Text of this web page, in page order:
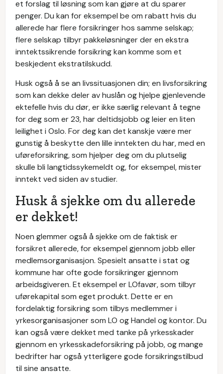
et forslag til løsning som kan gjøre at du sparer
penger. Du kan for eksempel be om rabatt hvis du
allerede har flere forsikringer hos samme selskap;
flere selskap tilbyr pakkeløsninger der en ekstra
inntektssikrende forsikring kan komme som et
beskjedent ekstratilskudd.
Husk også å se an livssituasjonen din; en livsforsikring
som kan dekke deler av huslån og hjelpe gjenlevende
ektefelle hvis du dør, er ikke særlig relevant å tegne
for deg som er 23, har deltidsjobb og leier en liten
leilighet i Oslo. For deg kan det kanskje være mer
gunstig å beskytte den lille inntekten du har, med en
uføreforsikring, som hjelper deg om du plutselig
skulle bli langtidssykemeldt og, for eksempel, mister
inntekt ved siden av studier.
Husk å sjekke om du allerede
er dekket!
Noen glemmer også å sjekke om de faktisk er
forsikret allerede, for eksempel gjennom jobb eller
medlemsorganisasjon. Spesielt ansatte i stat og
kommune har ofte gode forsikringer gjennom
arbeidsgiveren. Et eksempel er LOfavør, som tilbyr
uførekapital som eget produkt. Dette er en
fordelaktig forsikring som tilbys medlemmer i
yrkesorganisasjoner som LO og Handel og kontor. Du
kan også være dekket med tanke på yrkesskader
gjennom en yrkesskadeforsikring på jobb, og mange
bedrifter har også ytterligere gode forsikringstilbud
til sine ansatte.